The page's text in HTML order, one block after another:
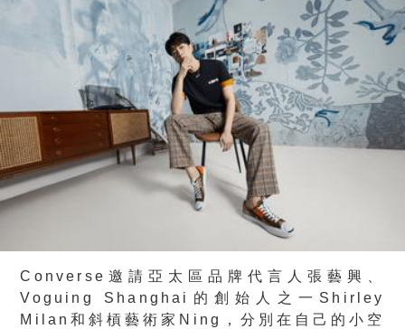
Converse邀請亞太區品牌代言人張藝興、
Voguing Shanghai的創始人之一Shirley
Milan和斜槓藝術家Ning，分別在自己的小空